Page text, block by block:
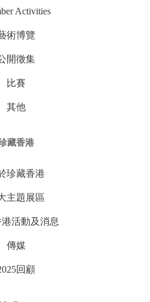
Activities
術博覽
開徵集
比賽
其他
藏香港
珍藏香港
主題展區
活動及消息
傳媒
回顧